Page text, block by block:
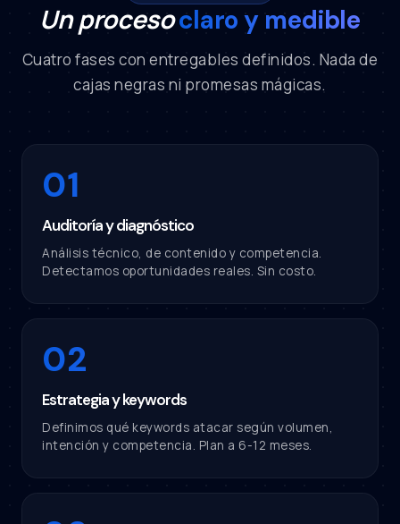
Un procesoclaro y medible
Cuatro fases con entregables definidos. Nada de
cajas negras ni promesas mágicas.
01
Auditoría y diagnóstico
Análisis técnico, de contenido y competencia.
Detectamos oportunidades reales. Sin costo.
02
Estrategia y keywords
Definimos qué keywords atacar según volumen,
intención y competencia. Plan a 6-12 meses.